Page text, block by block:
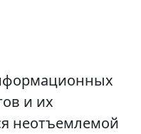
и их
неотъемлемой